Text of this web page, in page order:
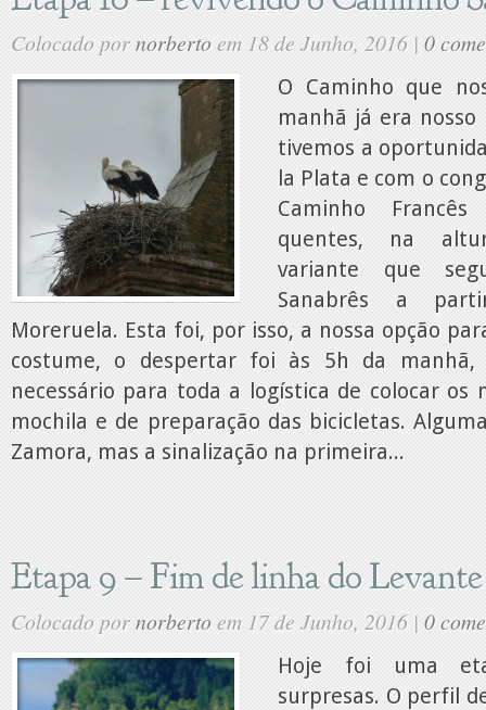
Colocado pornorbertoem 18 de Junho, 2016 | 0
O Caminho que
manhã já era nosso
tivemos a
la Plata e com o
Caminho
quentes, na
variante que
Sanabrês a
Moreruela. Esta foi, por isso, a nossa opção
costume, o despertar foi às 5h da
necessário para toda a logística de colocar os
mochila e de preparação das bicicletas.
Zamora, mas a sinalização na primeira...
Etapa 9 – Fim de linha do Levante
Colocado pornorberto em 17 de Junho, 2016 | 0
Hoje foi uma
surpresas. O perfil